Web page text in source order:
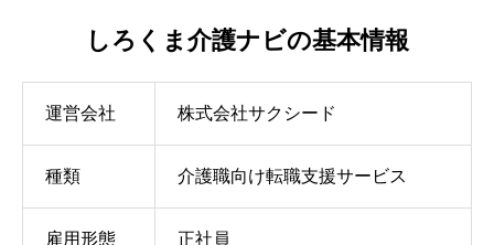
しろくま介護ナビの基本情報
運営会社 株式会社サクシード
種類 介護職向け転職支援サービス
雇用形態 正社員